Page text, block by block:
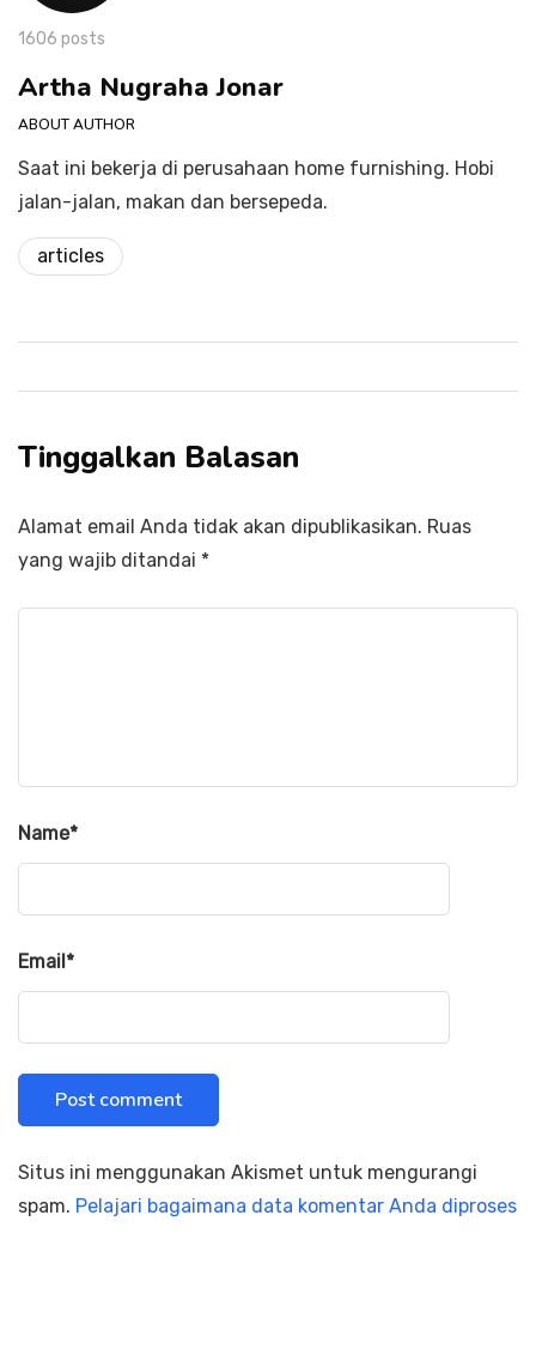
1606 posts
Artha Nugraha Jonar
ABOUT AUTHOR
Saat ini bekerja di perusahaan home furnishing. Hobi
jalan-jalan, makan dan bersepeda.
articles
Tinggalkan Balasan
Alamat email Anda tidak akan dipublikasikan. Ruas
yang wajib ditandai *
Name*
Email*
Situs ini menggunakan Akismet untuk mengurangi
spam. Pelajari bagaimana data komentar Anda diproses